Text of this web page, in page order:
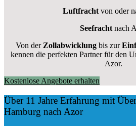
Luftfracht von oder
Seefrachtnach
Von der Zollabwicklung bis zur
kennen die perfekten Partner für den
Azor.
Kostenlose Angebote erhalten
Über 11 Jahre Erfahrung mit
Hamburg nach Azor